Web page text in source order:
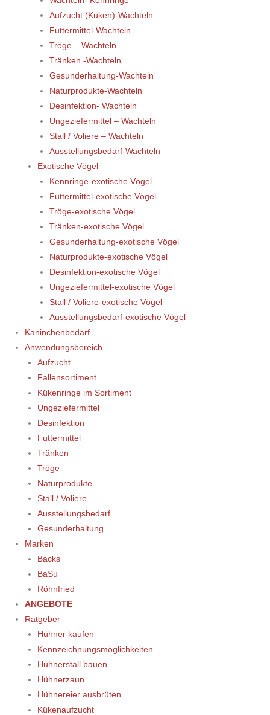
Aufzucht (Küken)-Wachteln
Futtermittel-Wachteln
Tröge – Wachteln
Tränken -Wachteln
Gesunderhaltung-Wachteln
Naturprodukte-Wachteln
Desinfektion- Wachteln
Ungeziefermittel – Wachteln
Stall / Voliere – Wachteln
Ausstellungsbedarf-Wachteln
Exotische Vögel
Kennringe-exotische Vögel
Futtermittel-exotische Vögel
Tröge-exotische Vögel
Tränken-exotische Vögel
Gesunderhaltung-exotische Vögel
Naturprodukte-exotische Vögel
Desinfektion-exotische Vögel
Ungeziefermittel-exotische Vögel
Stall / Voliere-exotische Vögel
Ausstellungsbedarf-exotische Vögel
Kaninchenbedarf
Anwendungsbereich
Aufzucht
Fallensortiment
Kükenringe im Sortiment
Ungeziefermittel
Desinfektion
Futtermittel
Tränken
Tröge
Naturprodukte
Stall / Voliere
Ausstellungsbedarf
Gesunderhaltung
Marken
Backs
BaSu
Röhnfried
ANGEBOTE
Ratgeber
Hühner kaufen
Kennzeichnungsmöglichkeiten
Hühnerstall bauen
Hühnerzaun
Hühnereier ausbrüten
Kükenaufzucht